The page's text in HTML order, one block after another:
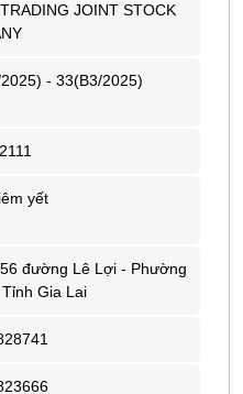
JOINT STOCK
- 33(B3/2025)
yết
đường Lê Lợi - Phường
Gia Lai